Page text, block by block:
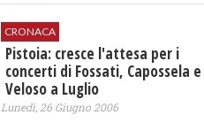
CRONACA
Pistoia: cresce l'attesa per i
concerti di Fossati, Capossela e
Veloso a Luglio
Lunedì, 26 Giugno 2006